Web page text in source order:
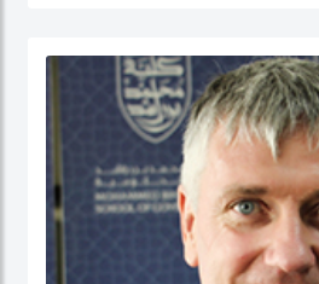
وجامعة ليكهيد (كندا)، وجامعة ساوث باسيفيك
وخلال عمله في جامعة بروناي دار السلام،
السياسية ومعهد الدراسات السياسية كقائد
المهنية الأكاديمية، تميز الدكتور حبيب الرحمن
العديد من بحوثه في دوريات محكمة وله أيضاً
قدم أوراقاً، وأدار جلسات حوارية في عدة مؤتمرات